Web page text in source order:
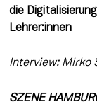
die
Lehrer:innen
Interview: Mirko
SZENE